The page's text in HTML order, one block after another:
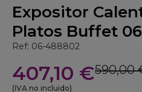
Expositor
Platos Buffet
Ref: 06-488802
407,10 €590,00
(IVA no incluido)